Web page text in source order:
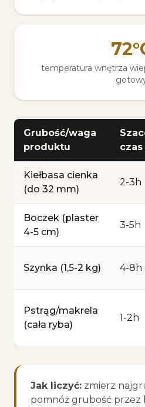
temperatura wnętrza
Grubość/waga
produktu
czas
Kiełbasa cienka
(do 32 mm)
2-3h
Boczek (plaster
4-5 cm)
3-5h
Szynka (1,5-2 kg) 4-8h
Pstrąg/makrela
(cała ryba)
1-2h
Jak liczyć: zmierz
pomnóż grubość przez